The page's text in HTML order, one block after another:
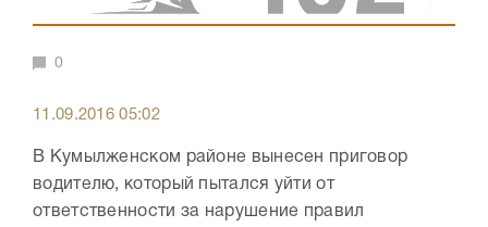
0
11.09.2016 05:02
В Кумылженском районе вынесен приговор
водителю, который пытался уйти от
ответственности за нарушение правил